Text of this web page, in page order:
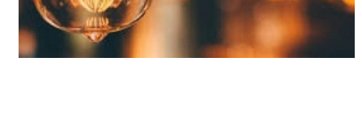
ΥΓΕΙΑ-ΟΜΟΡΦΙΑ
ΠΟΛΙΤΙΣΜΟΣ